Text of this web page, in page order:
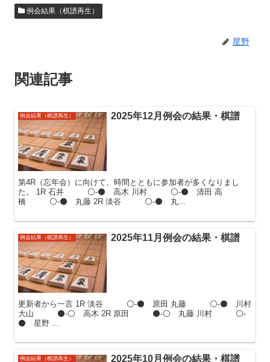
例会結果（棋譜再生）
星野
関連記事
例会結果（棋譜再生） 2025年12月例会の結果・棋譜
第4R（忘年会）に向けて、時間とともに参加者が多くなりまし
た。 1R 石井 ⚪-⚫ 高木 川村 ⚪-⚫ 清田 高
橋 ⚪-⚫ 丸藤 2R 淡谷 ⚪-⚫ 丸...
例会結果（棋譜再生） 2025年11月例会の結果・棋譜
更新者から一言 1R 淡谷 ⚪-⚫ 原田 丸藤 ⚪-⚫ 川村
大山 ⚫-⚪ 高木 2R 原田 ⚫-⚪ 丸藤 川村 ⚪-
⚫ 星野 ...
例会結果（棋譜再生） 2025年10月例会の結果・棋譜